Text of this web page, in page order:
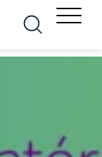
Busca Menu